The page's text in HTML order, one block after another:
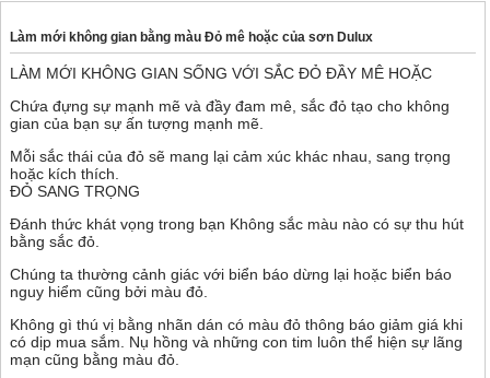
Làm mới không gian bằng màu Đỏ mê hoặc của sơn Dulux
LÀM MỚI KHÔNG GIAN SỐNG VỚI SẮC ĐỎ ĐẦY MÊ HOẶC
Chứa đựng sự mạnh mẽ và đầy đam mê, sắc đỏ tạo cho không
gian của bạn sự ấn tượng mạnh mẽ.
Mỗi sắc thái của đỏ sẽ mang lại cảm xúc khác nhau, sang trọng
hoặc kích thích.
ĐỎ SANG TRỌNG
Đánh thức khát vọng trong bạn Không sắc màu nào có sự thu hút
bằng sắc đỏ.
Chúng ta thường cảnh giác với biển báo dừng lại hoặc biển báo
nguy hiểm cũng bởi màu đỏ.
Không gì thú vị bằng nhãn dán có màu đỏ thông báo giảm giá khi
có dịp mua sắm. Nụ hồng và những con tim luôn thể hiện sự lãng
mạn cũng bằng màu đỏ.